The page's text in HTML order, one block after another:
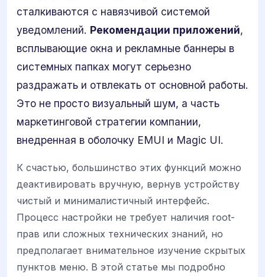
сталкиваются с навязчивой системой
уведомлений. Рекомендации приложений,
всплывающие окна и рекламные баннеры в
системных папках могут серьезно
раздражать и отвлекать от основной работы.
Это не просто визуальный шум, а часть
маркетинговой стратегии компании,
внедренная в оболочку EMUI и Magic UI.
К счастью, большинство этих функций можно
деактивировать вручную, вернув устройству
чистый и минималистичный интерфейс.
Процесс настройки не требует наличия root-
прав или сложных технических знаний, но
предполагает внимательное изучение скрытых
пунктов меню. В этой статье мы подробно